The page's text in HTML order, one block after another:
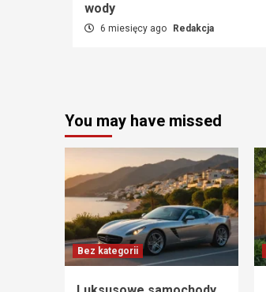
wody
6 miesięcy ago Redakcja
You may have missed
Bez kategorii